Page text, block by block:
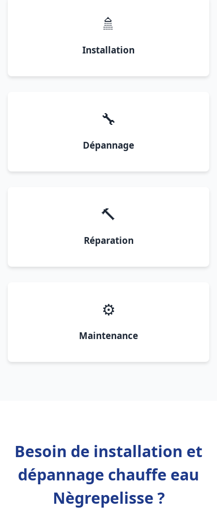
🚿
Installation
🔧
Dépannage
🔨
Réparation
⚙️
Maintenance
Besoin de installation et
dépannage chauffe eau
Nègrepelisse ?